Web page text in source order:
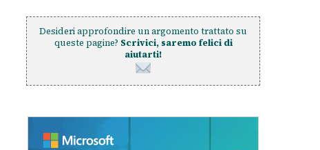
Desideri approfondire un argomento trattato su
queste pagine? Scrivici, saremo felici di
aiutarti!